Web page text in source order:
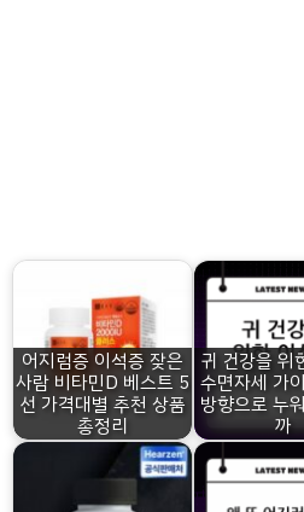
어지럼증 이석증 잦은
사람 비타민D 베스트 5
선 가격대별 추천 상품
총정리
귀 건강을 위
수면자세 가
방향으로 누
까